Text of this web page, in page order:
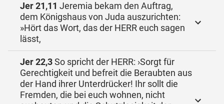
Jer 21,11 Jeremia bekam den Auftrag,
dem Königshaus von Juda auszurichten:
»Hört das Wort, das der HERR euch sagen
lässt,
Jer 22,3So spricht der HERR: ›Sorgt für
Gerechtigkeit und befreit die Beraubten aus
der Hand ihrer Unterdrücker! Ihr sollt die
Fremden, die bei euch wohnen, nicht